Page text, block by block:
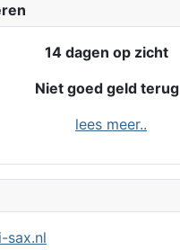
14 dagen op zicht
Niet goed geld terug
lees meer..
sax.nl